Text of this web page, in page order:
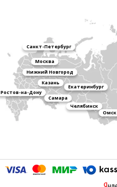
Санкт-Петербург
Москва
Нижний Новгород
Казань
Екатеринбург
Ростов-на-Дону
Самара
Челябинск
Омск